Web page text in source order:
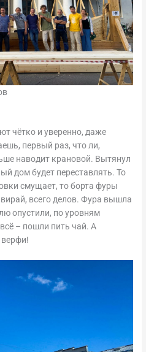
чётко и уверенно, даже
первый раз, что ли,
наводит крановой. Вытянул
дом будет переставлять. То
смущает, то борта фуры
всего делов. Фура вышла
опустили, по уровням
– пошли пить чай. А